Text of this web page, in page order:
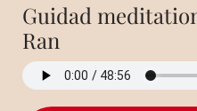
Guidad
Ran